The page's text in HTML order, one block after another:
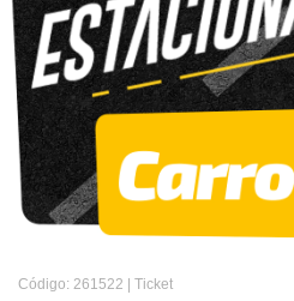
Código: 261522 | Ticket